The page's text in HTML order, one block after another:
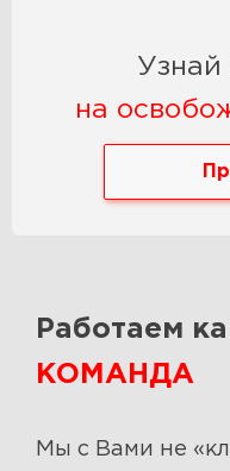
на
Работаем
КОМАНДА
Мы с Вами не